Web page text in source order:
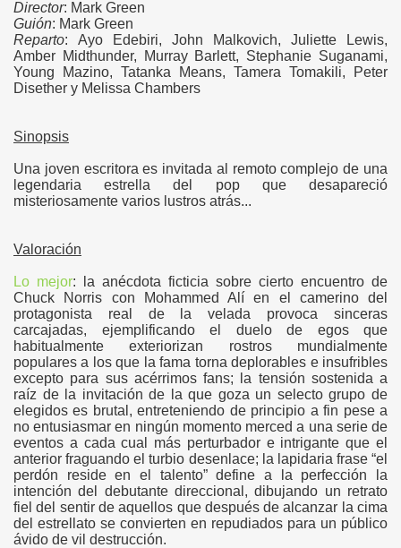
Director: Mark Green
Guión: Mark Green
Reparto: Ayo Edebiri, John Malkovich, Juliette Lewis,
Amber Midthunder, Murray Barlett, Stephanie Suganami,
Young Mazino, Tatanka Means, Tamera Tomakili, Peter
Disether y Melissa Chambers
Sinopsis
Una joven escritora es invitada al remoto complejo de una
legendaria estrella del pop que desapareció
misteriosamente varios lustros atrás...
Valoración
Lo mejor: la anécdota ficticia sobre cierto encuentro de
Chuck Norris con Mohammed Alí en el camerino del
protagonista real de la velada provoca sinceras
carcajadas, ejemplificando el duelo de egos que
habitualmente exteriorizan rostros mundialmente
populares a los que la fama torna deplorables e insufribles
excepto para sus acérrimos fans; la tensión sostenida a
raíz de la invitación de la que goza un selecto grupo de
elegidos es brutal, entreteniendo de principio a fin pese a
no entusiasmar en ningún momento merced a una serie de
eventos a cada cual más perturbador e intrigante que el
anterior fraguando el turbio desenlace; la lapidaria frase “el
perdón reside en el talento” define a la perfección la
intención del debutante direccional, dibujando un retrato
fiel del sentir de aquellos que después de alcanzar la cima
del estrellato se convierten en repudiados para un público
ávido de vil destrucción.